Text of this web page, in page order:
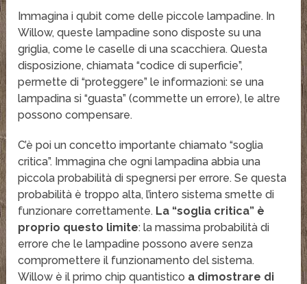
Immagina i qubit come delle piccole lampadine. In
Willow, queste lampadine sono disposte su una
griglia, come le caselle di una scacchiera. Questa
disposizione, chiamata “codice di superficie”,
permette di “proteggere” le informazioni: se una
lampadina si “guasta” (commette un errore), le altre
possono compensare.
C’è poi un concetto importante chiamato “soglia
critica”. Immagina che ogni lampadina abbia una
piccola probabilità di spegnersi per errore. Se questa
probabilità è troppo alta, l’intero sistema smette di
funzionare correttamente. La “soglia critica” è
proprio questo limite: la massima probabilità di
errore che le lampadine possono avere senza
compromettere il funzionamento del sistema.
Willow è il primo chip quantistico a dimostrare di